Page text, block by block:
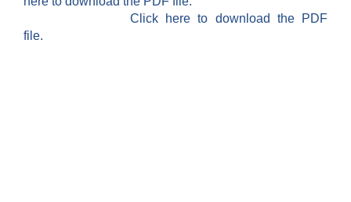
Click here to download the PDF
file.